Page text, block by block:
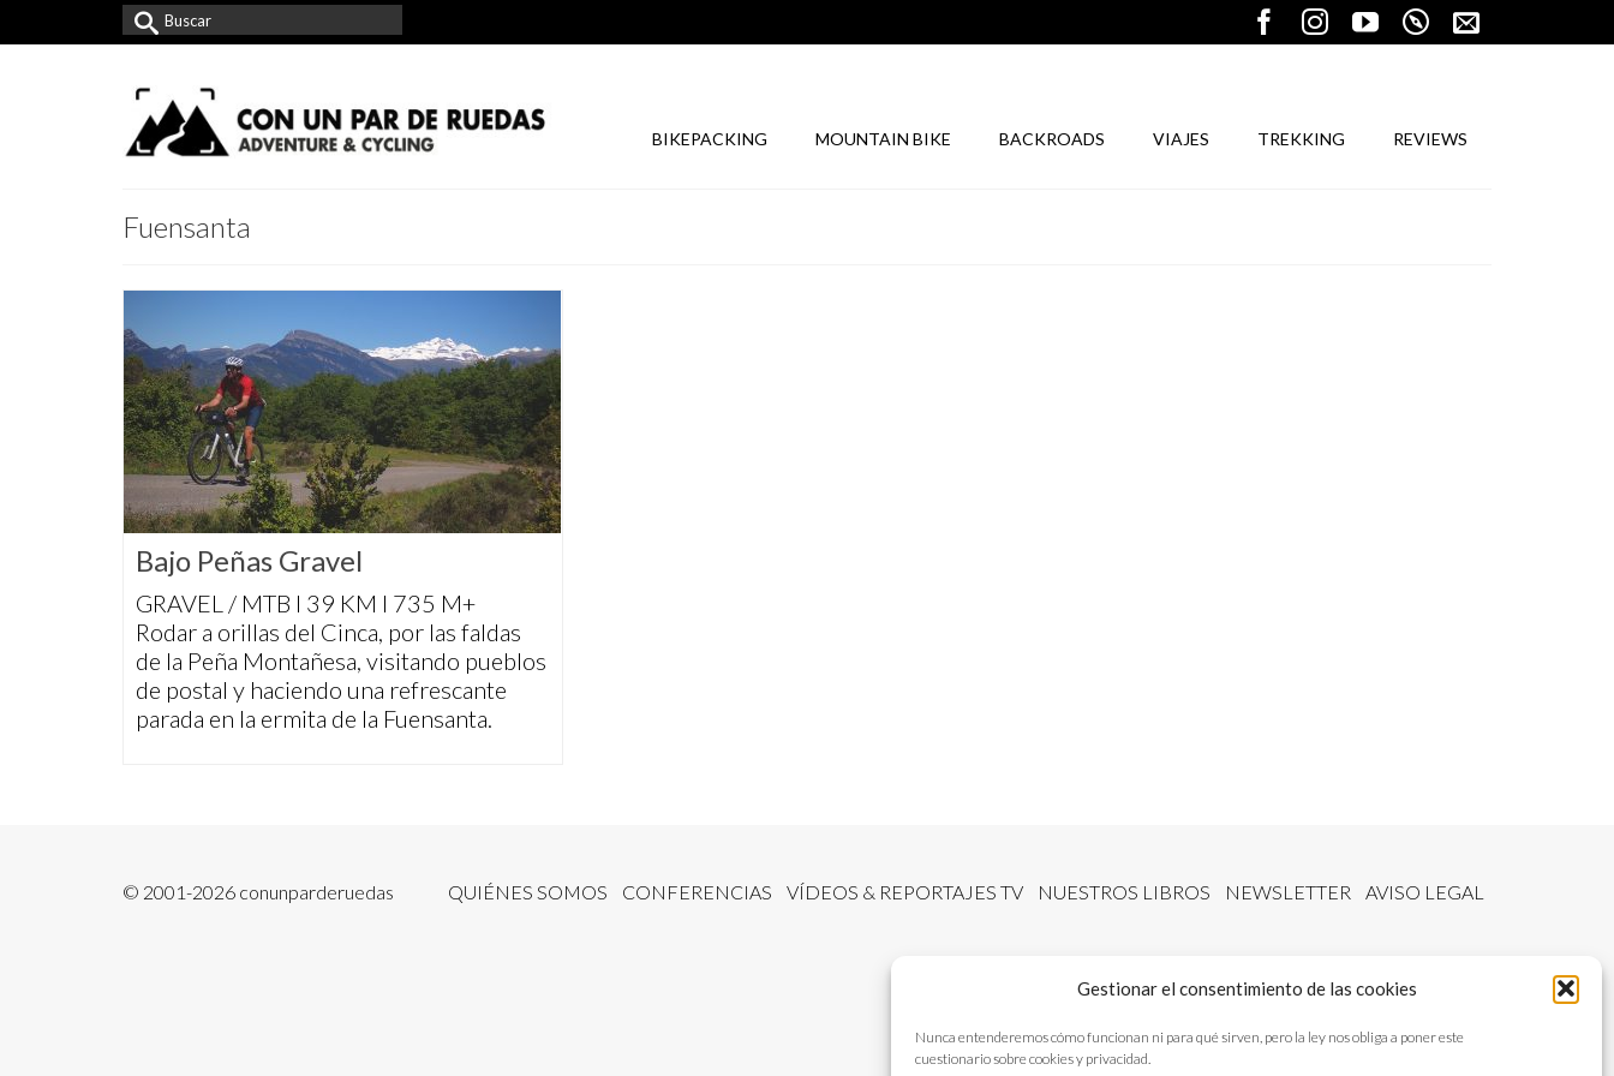
Gestionar el consentimiento de las cookies
Nunca entenderemos cómo funcionan ni para qué sirven, pero la ley nos obliga a poner este
cuestionario sobre cookies y privacidad.
Buscar
por:
BIKEPACKING MOUNTAIN BIKE BACKROADS VIAJES TREKKING REVIEWS
Fuensanta
Bajo Peñas Gravel
GRAVEL / MTB I 39 KM I 735 M+
Rodar a orillas del Cinca, por las faldas
de la Peña Montañesa, visitando pueblos
de postal y haciendo una refrescante
parada en la ermita de la Fuensanta.
QUIÉNES SOMOS CONFERENCIAS VÍDEOS & REPORTAJES TV NUESTROS LIBROS NEWSLETTER AVISO LEGAL
© 2001-2026 conunparderuedas